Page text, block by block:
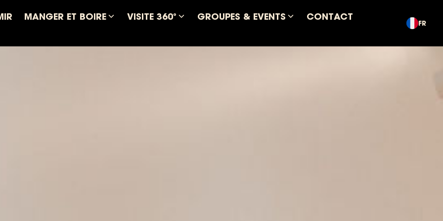
MANGER ET BOIRE
sous-
VISITE 360°
sous-
GROUPES & EVENTS
sous-
CONTACT
FR